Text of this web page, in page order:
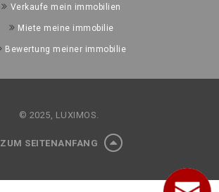
Verkaufe mein immobilien
Miete meine immobilie
Bewertung meiner immobilie
© 2025, LUXIMOS.
ZUM SEITENANFANG